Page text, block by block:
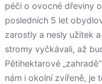
péči o ovocné dřeviny
posledních 5 let
zarostly a nesly užitek
stromy vyčkávali, až
Pětihektarové
nám i okolní zvířeně,